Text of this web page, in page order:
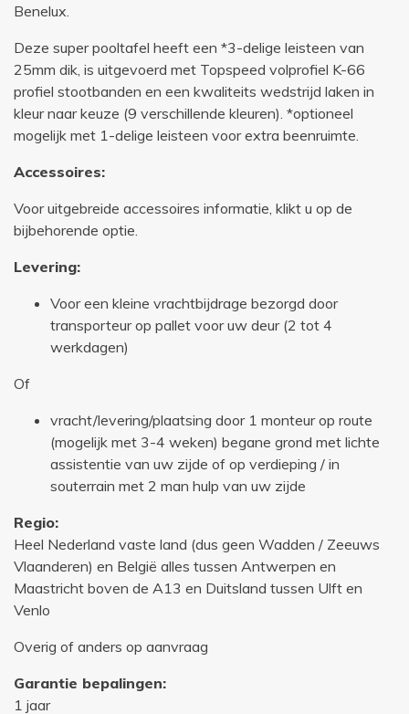
Benelux.
Deze super pooltafel heeft een *3-delige leisteen van
25mm dik, is uitgevoerd met Topspeed volprofiel K-66
profiel stootbanden en een kwaliteits wedstrijd laken in
kleur naar keuze (9 verschillende kleuren). *optioneel
mogelijk met 1-delige leisteen voor extra beenruimte.
Accessoires:
Voor uitgebreide accessoires informatie, klikt u op de
bijbehorende optie.
Levering:
Voor een kleine vrachtbijdrage bezorgd door
transporteur op pallet voor uw deur (2 tot 4
werkdagen)
Of
vracht/levering/plaatsing door 1 monteur op route
(mogelijk met 3-4 weken) begane grond met lichte
assistentie van uw zijde of op verdieping / in
souterrain met 2 man hulp van uw zijde
Regio:
Heel Nederland vaste land (dus geen Wadden / Zeeuws
Vlaanderen) en België alles tussen Antwerpen en
Maastricht boven de A13 en Duitsland tussen Ulft en
Venlo
Overig of anders op aanvraag
Garantie bepalingen:
1 jaar